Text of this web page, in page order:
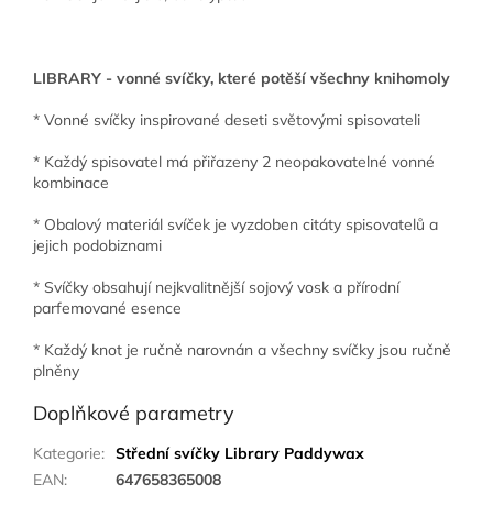
LIBRARY - vonné svíčky, které potěší všechny knihomoly
* Vonné svíčky inspirované deseti světovými spisovateli
* Každý spisovatel má přiřazeny 2 neopakovatelné vonné
kombinace
* Obalový materiál svíček je vyzdoben citáty spisovatelů a
jejich podobiznami
* Svíčky obsahují nejkvalitnější sojový vosk a přírodní
parfemované esence
* Každý knot je ručně narovnán a všechny svíčky jsou ručně
plněny
Doplňkové parametry
Kategorie: Střední svíčky Library Paddywax
EAN: 647658365008